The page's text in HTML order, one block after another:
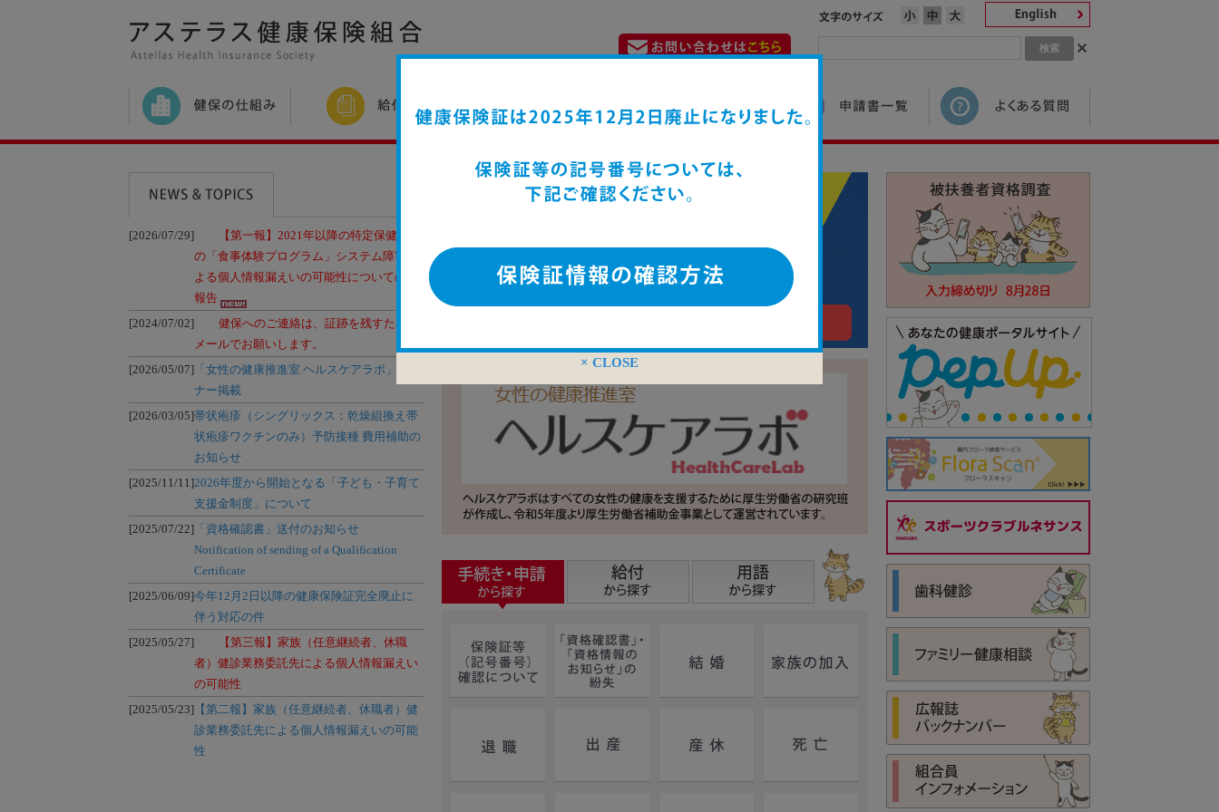
× CLOSE
[2026/07/29]
【第一報】2021年以降の特定保健指導
の「食事体験プログラム」システム障害に
よる個人情報漏えいの可能性についてのご
報告
[2024/07/02]
健保へのご連絡は、証跡を残すために
メールでお願いします。
[2026/05/07] 「女性の健康推進室 ヘルスケアラボ」のバ
ナー掲載
[2026/03/05]帯状疱疹（シングリックス：乾燥組換え帯
状疱疹ワクチンのみ）予防接種 費用補助の
お知らせ
[2025/11/11]2026年度から開始となる「子ども・子育て
支援金制度」について
[2025/07/22] 「資格確認書」送付のお知らせ
Notification of sending of a Qualification
Certificate
[2025/06/09]今年12月2日以降の健康保険証完全廃止に
伴う対応の件
[2025/05/27]
【第三報】家族（任意継続者、休職
者）健診業務委託先による個人情報漏えい
の可能性
[2025/05/23] 【第二報】家族（任意継続者、休職者）健
診業務委託先による個人情報漏えいの可能
性